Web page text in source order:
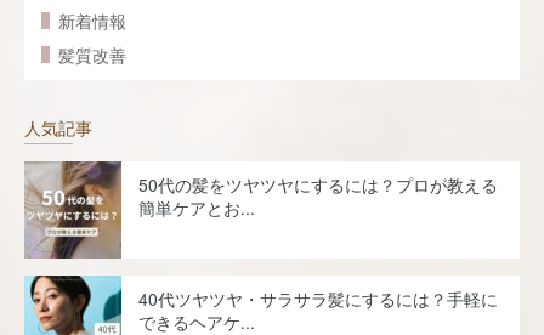
新着情報
髪質改善
人気記事
50代の髪をツヤツヤにするには？プロが教える
簡単ケアとお...
40代ツヤツヤ・サラサラ髪にするには？手軽に
できるヘアケ...